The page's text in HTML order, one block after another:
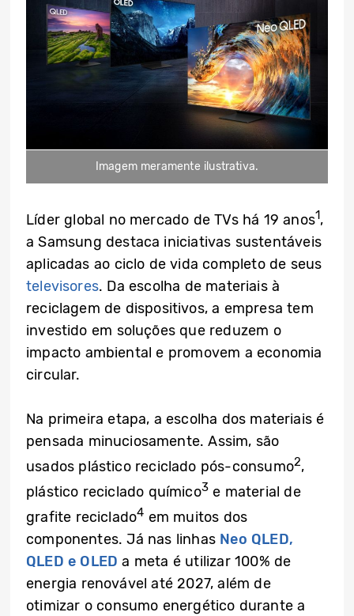
Imagem meramente ilustrativa.
Líder global no mercado de TVs há 19 anos1,
a Samsung destaca iniciativas sustentáveis
aplicadas ao ciclo de vida completo de seus
televisores. Da escolha de materiais à
reciclagem de dispositivos, a empresa tem
investido em soluções que reduzem o
impacto ambiental e promovem a economia
circular.
Na primeira etapa, a escolha dos materiais é
pensada minuciosamente. Assim, são
usados plástico reciclado pós-consumo2,
plástico reciclado químico3 e material de
grafite reciclado4 em muitos dos
componentes. Já nas linhas Neo QLED,
QLED e OLEDa meta é utilizar 100% de
energia renovável até 2027, além de
otimizar o consumo energético durante a